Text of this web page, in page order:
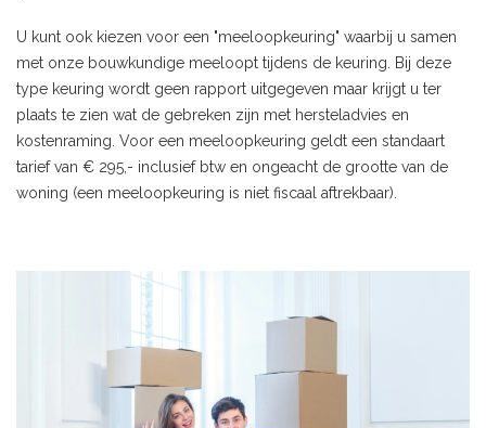
U kunt ook kiezen voor een "meeloopkeuring" waarbij u samen
met onze bouwkundige meeloopt tijdens de keuring. Bij deze
type keuring wordt geen rapport uitgegeven maar krijgt u ter
plaats te zien wat de gebreken zijn met hersteladvies en
kostenraming. Voor een meeloopkeuring geldt een standaart
tarief van € 295,- inclusief btw en ongeacht de grootte van de
woning (een meeloopkeuring is niet fiscaal aftrekbaar).